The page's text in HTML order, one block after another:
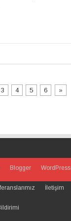
3 4 5 6 »
Blogger WordPress
İletişim